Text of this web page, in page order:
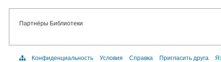
Партнёры Библиотеки
Конфиденциальность Условия Справка Пригласить друга